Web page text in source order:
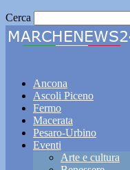
Cerca
Ancona
Ascoli Piceno
Fermo
Macerata
Pesaro-Urbino
Eventi
Arte e cultura